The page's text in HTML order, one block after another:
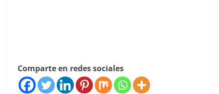
Comparte en redes sociales